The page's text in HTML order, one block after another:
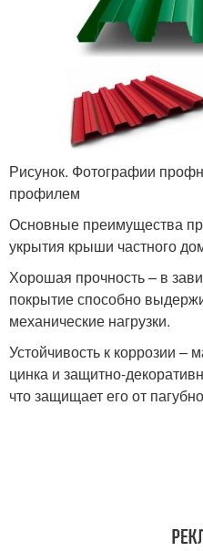
Рисунок. Фотографии
профилем
Основные преимущества
укрытия крыши частного
Хорошая прочность – в
покрытие способно
механические нагрузки.
Устойчивость к коррозии
цинка и защитно-
что защищает его от